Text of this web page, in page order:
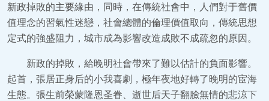
新政掉敗的主要緣由，同時，在傳統社會中，人們對于舊價
值理念的習氣性迷戀，社會總體的倫理價值取向，傳統思想
定式的強盛阻力，城市成為影響改造成敗不成疏忽的原因。
新政的掉敗，給晚明社會帶來了難以估計的負面影響。
起首，張居正身后的小我喜劇，極年夜地好轉了晚明的宦海
生態。張生前榮蒙隆恩圣眷、逝世后天子翻臉無情的悲涼下